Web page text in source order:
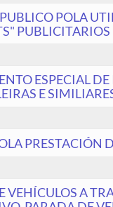
POLA
PUBLICITARIOS
ESPECIAL
E
PRESTACIÓN
A